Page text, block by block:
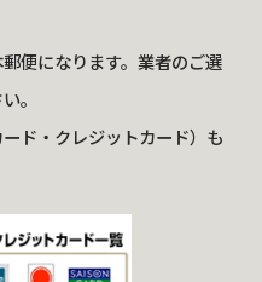
便になります。業者のご選
。
ド・クレジットカード）も